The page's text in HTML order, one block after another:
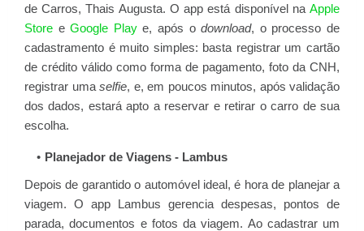
de Carros, Thais Augusta. O app está disponível na Apple
Store eGoogle Playe, após odownload, o processo de
cadastramento é muito simples: basta registrar um cartão
de crédito válido como forma de pagamento, foto da CNH,
registrar uma selfie, e, em poucos minutos, após validação
dos dados, estará apto a reservar e retirar o carro de sua
escolha.
Planejador de Viagens - Lambus
Depois de garantido o automóvel ideal, é hora de planejar a
viagem. O app Lambus gerencia despesas, pontos de
parada, documentos e fotos da viagem. Ao cadastrar um